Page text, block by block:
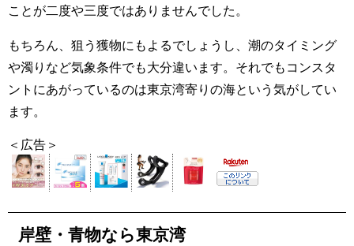
ことが二度や三度ではありませんでした。
もちろん、狙う獲物にもよるでしょうし、潮のタイミング
や濁りなど気象条件でも大分違います。それでもコンスタ
ントにあがっているのは東京湾寄りの海という気がしてい
ます。
＜広告＞
岸壁・青物なら東京湾